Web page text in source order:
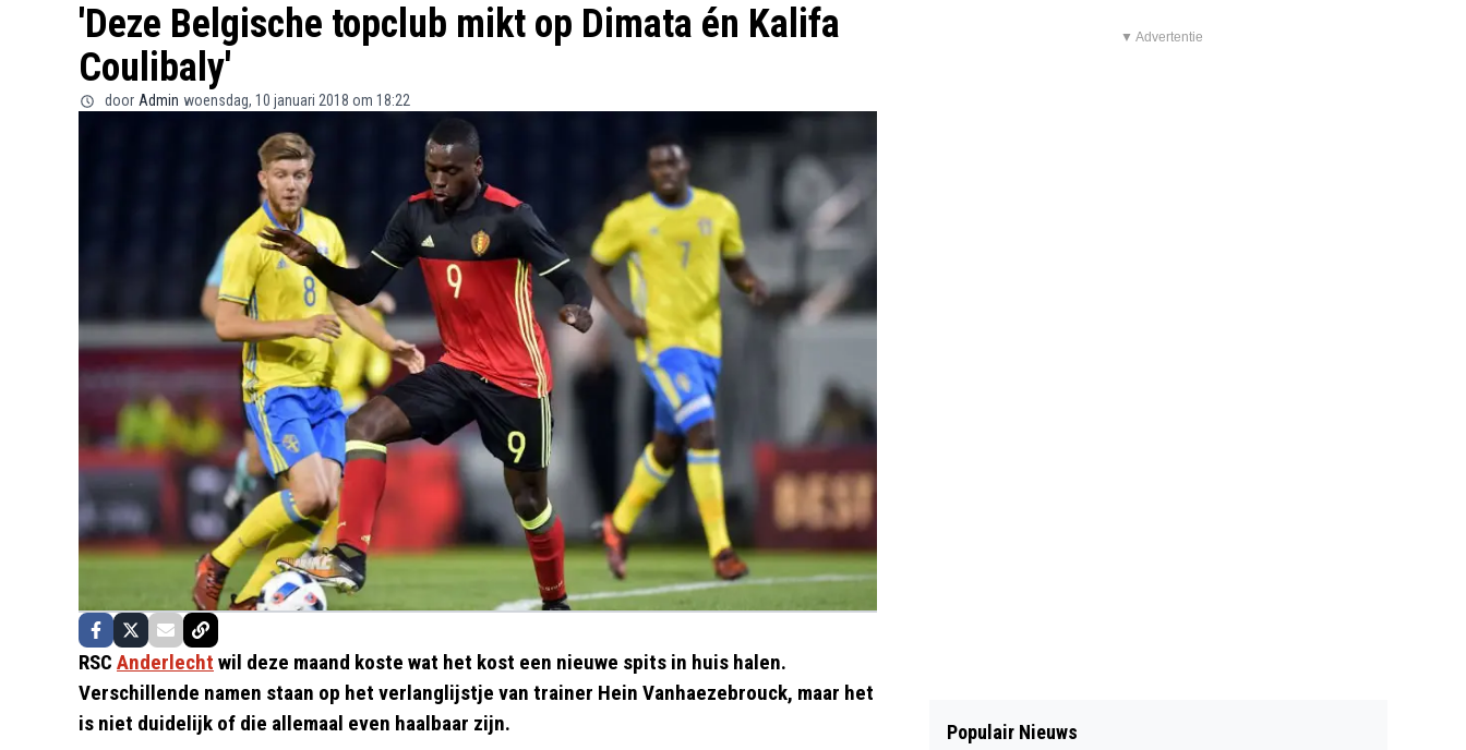
'Deze Belgische topclub mikt op Dimata én Kalifa
Coulibaly'
door Admin woensdag, 10 januari 2018 om 18:22
RSC Anderlecht wil deze maand koste wat het kost een nieuwe spits in huis halen.
Verschillende namen staan op het verlanglijstje van trainer Hein Vanhaezebrouck, maar het
is niet duidelijk of die allemaal even haalbaar zijn.
▼ Advertentie
Populair Nieuws